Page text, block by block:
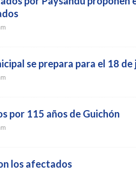
se prepara para el 18
por 115 años de Guichón
los afectados